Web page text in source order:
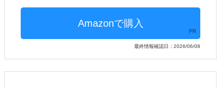
PR
最終情報確認日：2026/06/08